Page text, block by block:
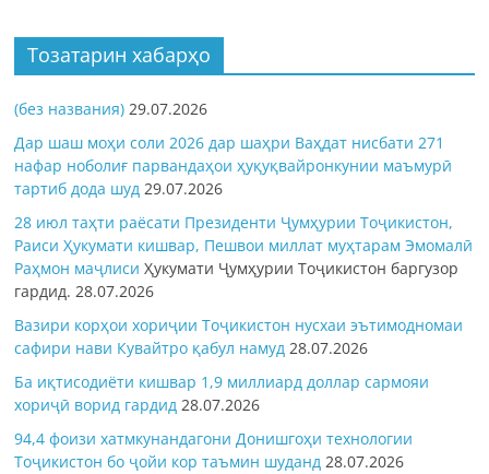
Тозатарин хабарҳо
(без названия) 29.07.2026
Дар шаш моҳи соли 2026 дар шаҳри Ваҳдат нисбати 271
нафар ноболиғ парвандаҳои ҳуқуқвайронкунии маъмурӣ
тартиб дода шуд 29.07.2026
28 июл таҳти раёсати Президенти Ҷумҳурии Тоҷикистон,
Раиси Ҳукумати кишвар, Пешвои миллат муҳтарам Эмомалӣ
Раҳмон маҷлисиҲукумати Ҷумҳурии Тоҷикистон баргузор
гардид.28.07.2026
Вазири корҳои хориҷии Тоҷикистон нусхаи эътимодномаи
сафири нави Кувайтро қабул намуд 28.07.2026
Ба иқтисодиёти кишвар 1,9 миллиард доллар сармояи
хориҷӣ ворид гардид 28.07.2026
94,4 фоизи хатмкунандагони Донишгоҳи технологии
Тоҷикистон бо ҷойи кор таъмин шуданд 28.07.2026